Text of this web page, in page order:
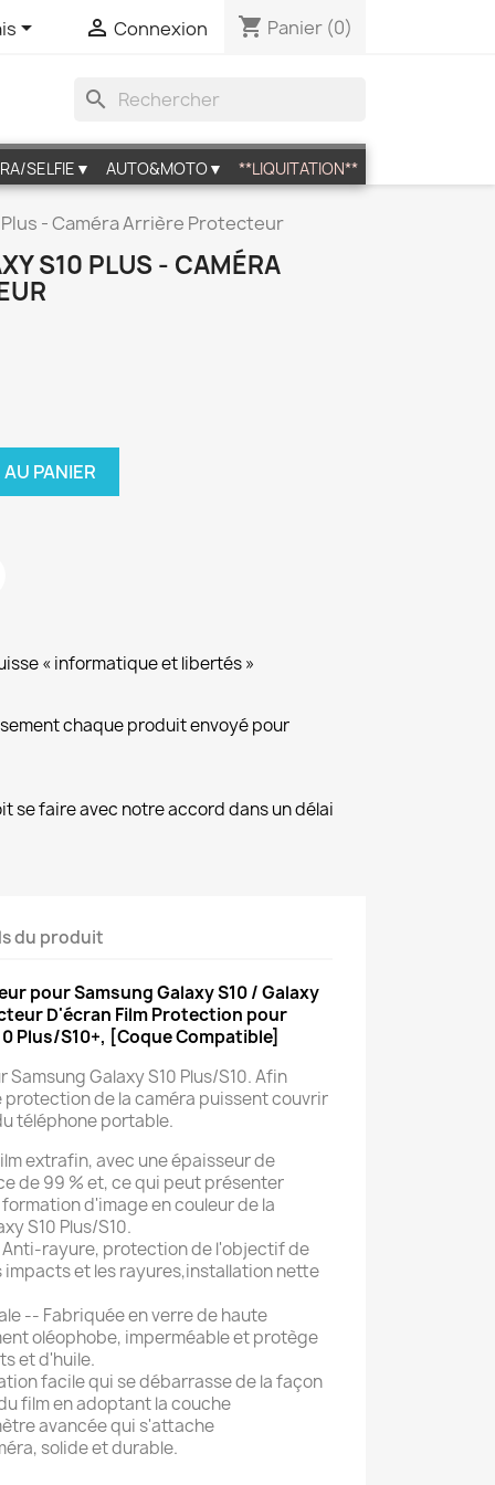
  Connexion shopping_cart Panier (0)
search
SELFIE▼ AUTO&MOTO▼ **LIQUITATION**
Plus - Caméra Arrière Protecteur
S10 PLUS - CAMÉRA
PANIER
« informatique et libertés »
chaque produit envoyé pour
se faire avec notre accord dans un délai
du produit
pour Samsung Galaxy S10 / Galaxy
D'écran Film Protection pour
Plus/S10+, [Coque Compatible]
Galaxy S10 Plus/S10. Afin
protection de la caméra puissent couvrir
téléphone portable.
extrafin, avec une épaisseur de
de 99 % et, ce qui peut présenter
d'image en couleur de la
S10 Plus/S10.
rayure, protection de l'objectif de
et les rayures,installation nette
-- Fabriquée en verre de haute
oléophobe, imperméable et protège
et d'huile.
facile qui se débarrasse de la façon
film en adoptant la couche
avancée qui s'attache
solide et durable.